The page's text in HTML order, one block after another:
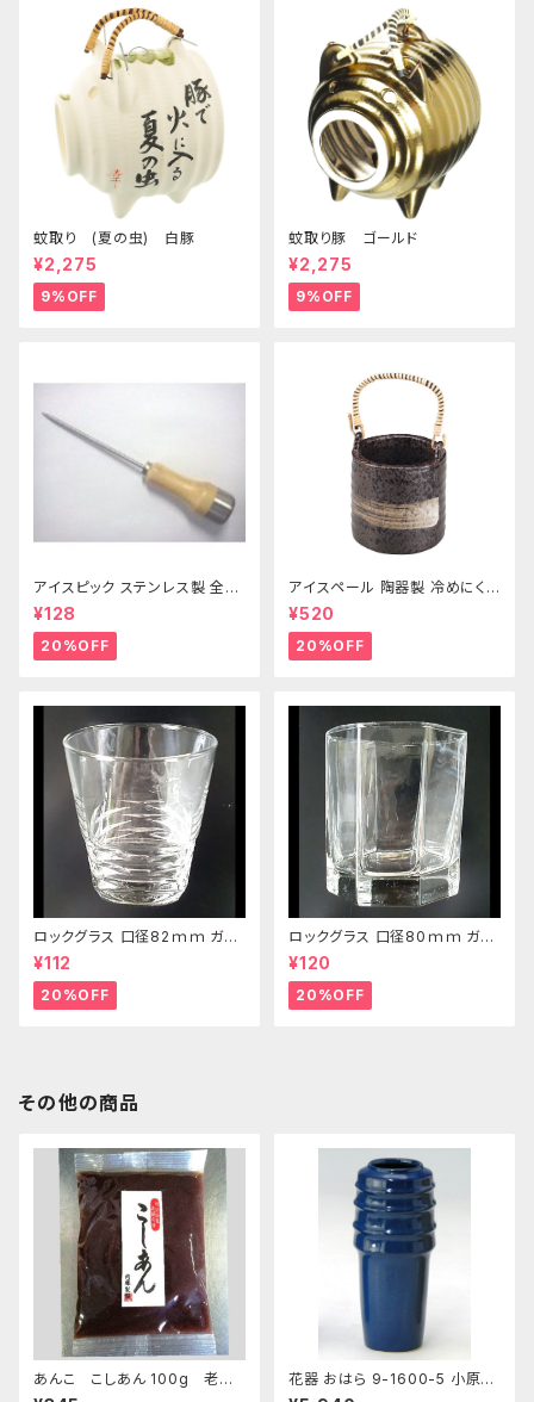
蚊取り (夏の虫) 白豚
¥2,275
9%OFF
蚊取り豚 ゴールド
¥2,275
9%OFF
アイスピック ステンレス製 全長
215ｍｍ
¥128
20%OFF
アイスペール 陶器製 冷めにくい
二重構造 860ml
¥520
20%OFF
ロックグラス 口径82ｍｍ ガラ
ス製 250cc
¥112
20%OFF
ロックグラス 口径80ｍｍ ガラ
ス製 220cc
¥120
20%OFF
その他の商品
あんこ こしあん 100g 老舗
あんこ屋のこだわり餡【クリック
花器 おはら 9-1600-5 小原投
入 ナマコ 花瓶 フラワーベース